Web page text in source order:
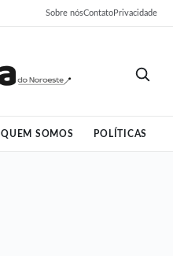
Sobre nósContatoPrivacidade
QUEM SOMOS POLÍTICAS